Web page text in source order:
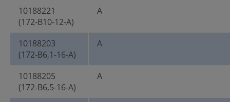
10188221
(172-B10-12-A)
A
10188203
(172-B6,1-16-A)
A
10188205
(172-B6,5-16-A)
A